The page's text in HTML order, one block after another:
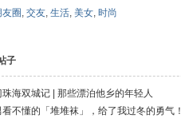
友圈 , 交友, 生活, 美女, 时尚
子
珠海双城记 | 那些漂泊他乡的年轻人
看不懂的「堆堆袜」，给了我过冬的勇气！